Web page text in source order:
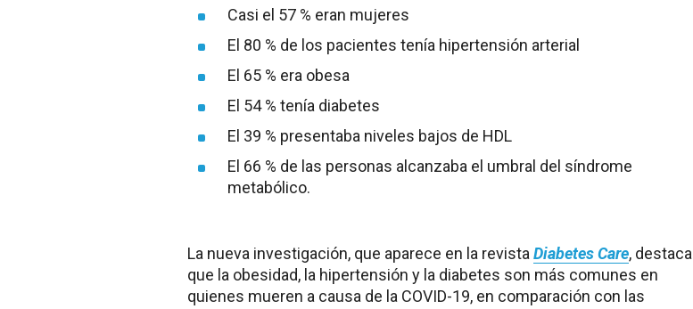
Casi el 57 % eran mujeres
El 80 % de los pacientes tenía hipertensión arterial
El 65 % era obesa
El 54 % tenía diabetes
El 39 % presentaba niveles bajos de HDL
El 66 % de las personas alcanzaba el umbral del síndrome
metabólico.
La nueva investigación, que aparece en la revistaDiabetes Care, destaca
que la obesidad, la hipertensión y la diabetes son más comunes en
quienes mueren a causa de la COVID-19, en comparación con las